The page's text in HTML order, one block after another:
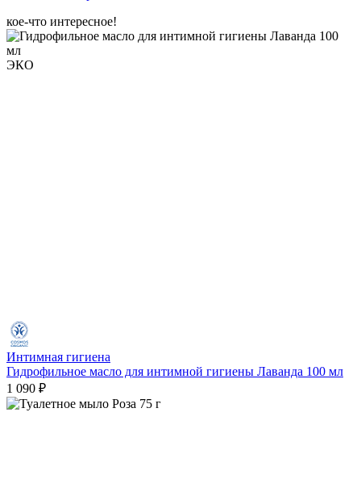
кое-что интересное!
ЭКО
Интимная гигиена
Гидрофильное масло для интимной гигиены Лаванда 100 мл
1 090 ₽